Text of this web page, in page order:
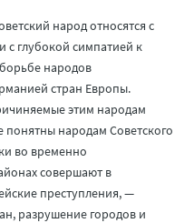
народ относятся с
с глубокой симпатией к
народов
стран Европы.
этим народам
понятны народам Советского
во временно
совершают в
преступления, —
разрушение городов и